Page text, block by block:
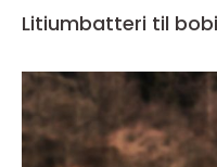
Litiumbatteri til